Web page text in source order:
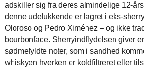
adskiller sig fra deres almindelige 12-
denne udelukkende er lagret i eks-
Oloroso og Pedro Ximénez – og ikke
bourbonfade. Sherryindflydelsen giver
sødmefyldte noter, som i sandhed
whiskyen hverken er koldfiltreret eller